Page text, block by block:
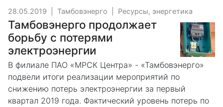
28.05.2019 Тамбовэнерго Ресурсы, энергетика
Тамбовэнерго продолжает
борьбу с потерями
электроэнергии
В филиале ПАО «МРСК Центра» - «Тамбовэнерго»
подвели итоги реализации мероприятий по
снижению потерь электроэнергии за первый
квартал 2019 года. Фактический уровень потерь по